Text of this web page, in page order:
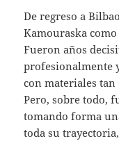
De regreso a
Kamouraska
Fueron años
profesionalmente
con materiales
Pero, sobre todo,
tomando forma
toda su